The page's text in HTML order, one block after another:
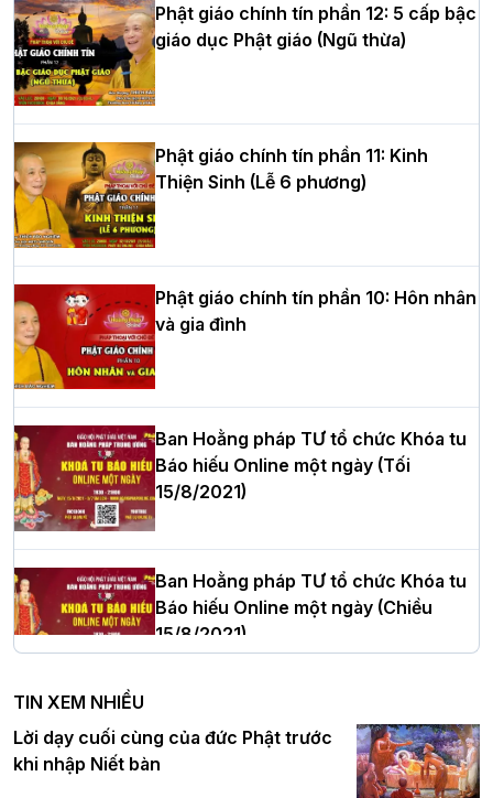
Học yêu thương trong ngày tu tập thứ
tư của Khóa sinh hoạt Phật pháp mùa
hè tại chùa Bằng
HT.Thích Thọ Lạc được suy cử làm tân
Trưởng BTS GHPGVN tỉnh Nghệ An
Hòa thượng Thích Quảng Tùng tái đắc
cử Trưởng BTS GHPGVN thành phố Hải
Phòng nhiệm kỳ 2026 – 2031
Thượng tọa Thích Tâm Chính được suy
cử tân Trưởng ban Trị sự GHPGVN tỉnh
Hà Nội: Tăng Ni Trường hạ Bồ Đề trang
nghiêm tác pháp Tiền an cư PL.2570 –
DL.2026
Phật giáo chính tín phần 12: 5 cấp bậc
giáo dục Phật giáo (Ngũ thừa)
Phật giáo chính tín phần 11: Kinh
Thiện Sinh (Lễ 6 phương)
Phật giáo chính tín phần 10: Hôn nhân
và gia đình
Ban Hoằng pháp TƯ tổ chức Khóa tu
Báo hiếu Online một ngày (Tối
15/8/2021)
Ban Hoằng pháp TƯ tổ chức Khóa tu
Báo hiếu Online một ngày (Chiều
15/8/2021)
Ban Hoằng pháp TƯ tổ chức Khóa tu
Báo hiếu Online một ngày (Sáng
15/8/2021)
TIN XEM NHIỀU
Lời dạy cuối cùng của đức Phật trước
khi nhập Niết bàn